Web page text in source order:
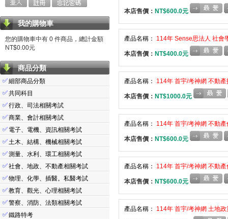
我的購物車
您的購物車中有 0 件商品，總計金額
NT$0.00元
商品分類
✅細部商品分類
✅共同科目
✅行政、司法相關考試
✅商業、會計相關考試
✅ 電子、電機、資訊相關考試
✅土木、結構、機械相關考試
✅測量、水利、環工相關考試
✅社會、地政、不動產相關考試
✅物理、化學、插醫。私醫考試
✅教育、觀光、心理相關考試
✅警察、消防、法類相關考試
✅鐵路特考
本店售價： NT$600.0元
產品名稱： 114年 Sense思法人 社會
本店售價： NT$400.0元
產品名稱： 114年 首宇/考神網 不動
本店售價： NT$1000.0元
產品名稱： 114年 首宇/考神網 不動
本店售價： NT$600.0元
產品名稱： 114年 首宇/考神網 不動
本店售價： NT$600.0元
產品名稱： 114年 首宇/考神網 土地